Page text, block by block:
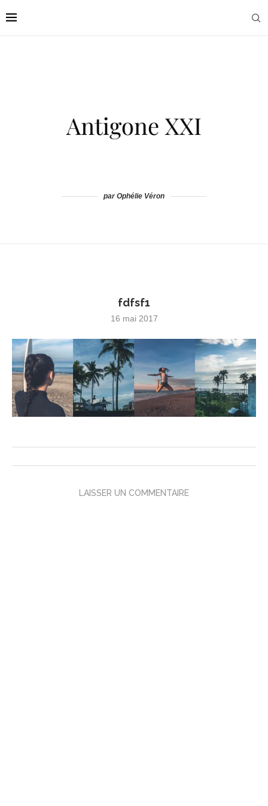
par Ophélie Véron
fdfsf1
16 mai 2017
LAISSER UN COMMENTAIRE